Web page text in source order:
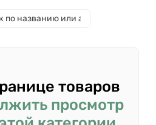
товаров
просмотр